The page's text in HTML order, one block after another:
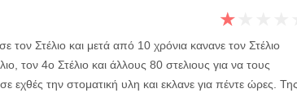
★
τον Στέλιο και μετά από 10 χρόνια κανανε τον Στέλιο
τον 4ο Στέλιο και άλλους 80 στελιους για να τους
εχθές την στοματική υλη και εκλανε για πέντε ώρες. Της